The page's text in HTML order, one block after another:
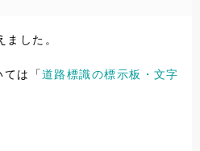
した。
ては「道路標識の標示板・文字